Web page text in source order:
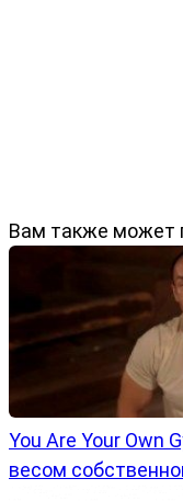
Вам также может
You Are Your Own
весом